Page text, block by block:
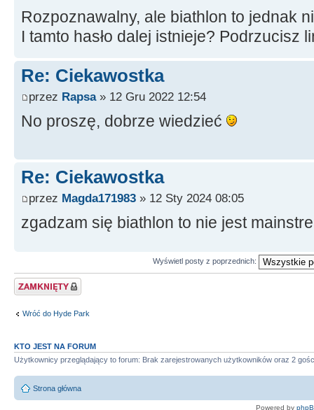
Rozpoznawalny, ale biathlon to jednak
I tamto hasło dalej istnieje? Podrzucisz
Re: Ciekawostka
przez Rapsa» 12 Gru 2022 12:54
No proszę, dobrze wiedzieć
Re: Ciekawostka
przez Magda171983 » 12 Sty 2024 08:05
zgadzam się biathlon to nie jest
Wyświetl posty z poprzednich:
Zablokowany temat
Wróć do Hyde Park
KTO JEST NA FORUM
Użytkownicy przeglądający to forum: Brak zarejestrowanych użytkowników oraz 2
Strona główna
Powered by